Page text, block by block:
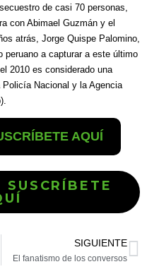
de casi 70 personas,
con Abimael Guzmán y el
atrás, Jorge Quispe Palomino,
peruano a capturar a este último
2010 es considerado una
Nacional y la Agencia
AQUÍ
SIGUIENTE
El fanatismo de los conversos